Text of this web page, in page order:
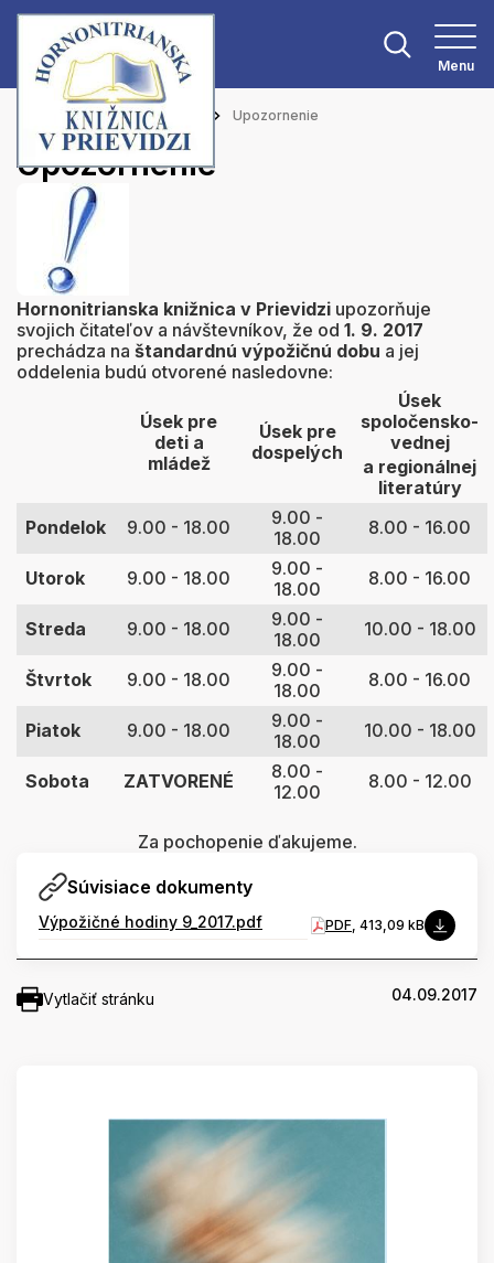
Menu
Hlavná stránka Aktuality Upozornenie
Upozornenie
Hornonitrianska knižnica v Prievidzi upozorňuje
svojich čitateľov a návštevníkov, že od 1. 9. 2017
prechádza na štandardnú výpožičnú dobu a jej
oddelenia budú otvorené nasledovne:
Úsek pre
deti a
mládež
Úsek pre
dospelých
Úsek
spoločensko-
vednej
a regionálnej
literatúry
Pondelok
9.00 - 18.00
9.00 -
18.00
8.00 - 16.00
Utorok 9.00 - 18.00
9.00 -
18.00
8.00 - 16.00
Streda 9.00 - 18.00
9.00 -
18.00
10.00 - 18.00
Štvrtok 9.00 - 18.00
9.00 -
18.00
8.00 - 16.00
Piatok 9.00 - 18.00
9.00 -
18.00
10.00 - 18.00
Sobota ZATVORENÉ
8.00 -
12.00
8.00 - 12.00
Za pochopenie ďakujeme.
Súvisiace dokumenty
Výpožičné hodiny 9_2017.pdf PDF, 413,09 kB
Vytlačiť stránku 04.09.2017